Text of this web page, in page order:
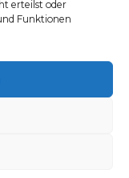
erteilst oder
Funktionen